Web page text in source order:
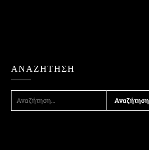
ΑΝΑΖΉΤΗΣΗ
ΑΝΑΖΉΤΗΣΗ
ΓΙΑ: